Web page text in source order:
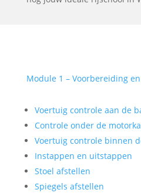
Module 1 – Voorbereiding
Voertuig controle aan de
Controle onder de
Voertuig controle binnen
Instappen en uitstappen
Stoel afstellen
Spiegels afstellen